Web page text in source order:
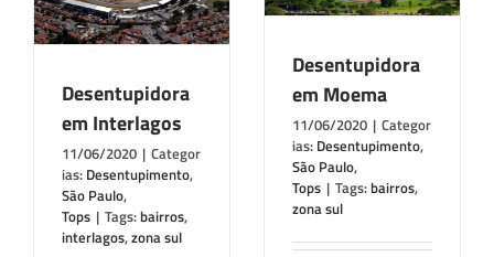
Desentupidora
em Interlagos
11/06/2020 | Categor
ias: Desentupimento,
São Paulo,
Tops | Tags:bairros,
interlagos,zona sul
Desentupimento São
Paulo Tops
Desentupidora
em Moema
11/06/2020 | Categor
ias: Desentupimento,
São Paulo,
Tops | Tags:bairros,
zona sul